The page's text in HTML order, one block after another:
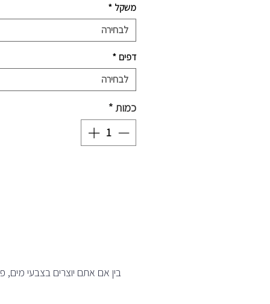
משקל *
לבחירה
דפים *
לבחירה
כמות*
בין אם אתם יוצרים בצבעי מים,